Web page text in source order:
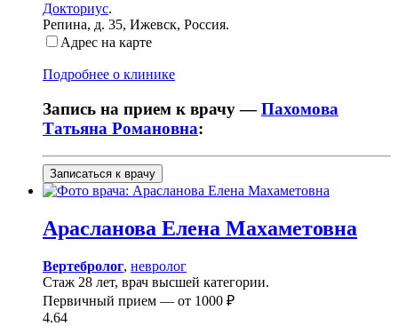
Докториус.
Репина, д. 35, Ижевск, Россия.
Адрес на карте
Подробнее о клинике
Запись на прием к врачу —Пахомова
Татьяна Романовна:
Записаться к врачу
Арасланова Елена Махаметовна
Вертебролог, невролог
Стаж 28 лет, врач высшей категории.
Первичный прием — от 1000 ₽
4.64